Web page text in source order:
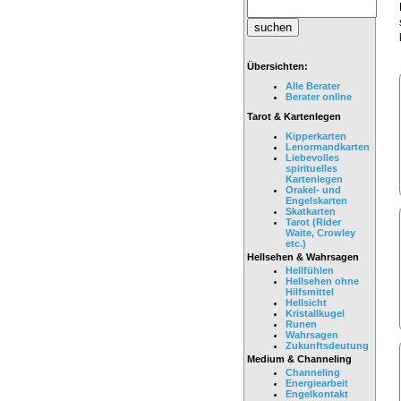
Übersichten:
Alle Berater
Berater online
Tarot & Kartenlegen
Kipperkarten
Lenormandkarten
Liebevolles
spirituelles
Kartenlegen
Orakel- und
Engelskarten
Skatkarten
Tarot (Rider
Waite, Crowley
etc.)
Hellsehen & Wahrsagen
Hellfühlen
Hellsehen ohne
Hilfsmittel
Hellsicht
Kristallkugel
Runen
Wahrsagen
Zukunftsdeutung
Medium & Channeling
Channeling
Energiearbeit
Engelkontakt